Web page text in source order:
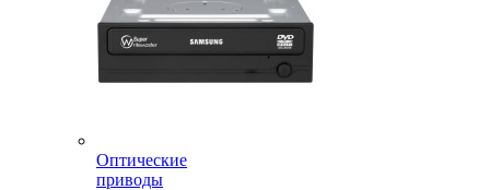
Оптические
приводы